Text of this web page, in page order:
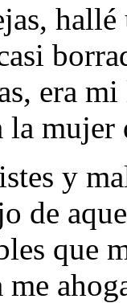
hallé
era mi
la mujer
y
de
que